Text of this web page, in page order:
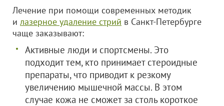
Лечение при помощи современных методик
и лазерное удаление стрий в Санкт-Петербурге
чаще заказывают:
Активные люди и спортсмены. Это
подходит тем, кто принимает стероидные
препараты, что приводит к резкому
увеличению мышечной массы. В этом
случае кожа не сможет за столь короткое